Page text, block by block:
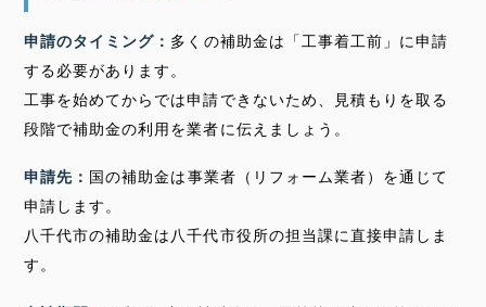
申請のタイミング： 多くの補助金は「工事着工前」に申請
する必要があります。
工事を始めてからでは申請できないため、見積もりを取る
段階で補助金の利用を業者に伝えましょう。
申請先： 国の補助金は事業者（リフォーム業者）を通じて
申請します。
八千代市の補助金は八千代市役所の担当課に直接申請しま
す。